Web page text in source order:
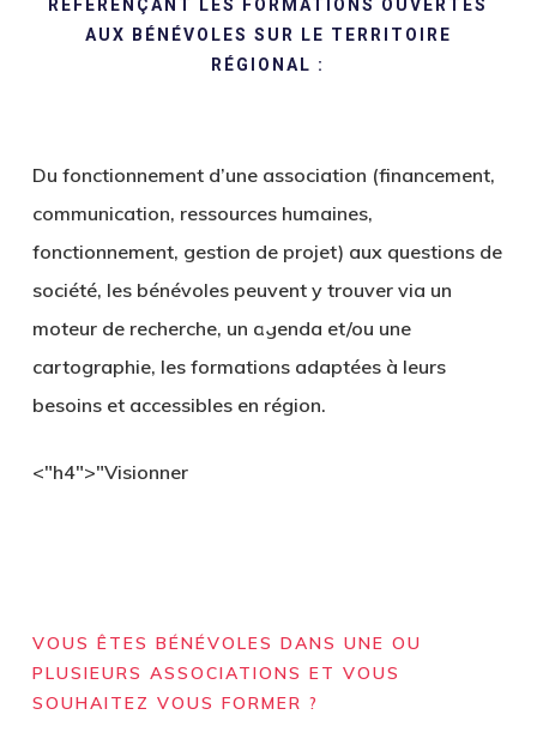
RÉFÉRENÇANT LES FORMATIONS OUVERTES
AUX BÉNÉVOLES SUR LE TERRITOIRE
RÉGIONAL :
Du fonctionnement d’une association (financement,
communication, ressources humaines,
fonctionnement, gestion de projet) aux questions de
société, les bénévoles peuvent y trouver via un
moteur de recherche, un agenda et/ou une
cartographie, les formations adaptées à leurs
besoins et accessibles en région.
<"h4">"Visionner
VOUS ÊTES BÉNÉVOLES DANS UNE OU
PLUSIEURS ASSOCIATIONS ET VOUS
SOUHAITEZ VOUS FORMER ?